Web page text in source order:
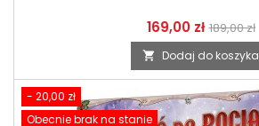
169,00 zł 189,00 zł
 Dodaj do koszyka
- 20,00 zł
Obecnie brak na stanie